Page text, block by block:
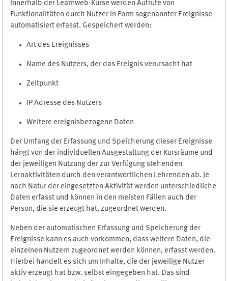
Innerhalb der Learnweb-Kurse werden Aufrufe von
Funktionalitäten durch Nutzer in Form sogenannter Ereignisse
automatisiert erfasst. Gespeichert werden:
Art des Ereignisses
Name des Nutzers, der das Ereignis verursacht hat
Zeitpunkt
IP Adresse des Nutzers
Weitere ereignisbezogene Daten
Der Umfang der Erfassung und Speicherung dieser Ereignisse
hängt von der individuellen Ausgestaltung der Kursräume und
der jeweiligen Nutzung der zur Verfügung stehenden
Lernaktivitäten durch den verantwortlichen Lehrenden ab. Je
nach Natur der eingesetzten Aktivität werden unterschiedliche
Daten erfasst und können in den meisten Fällen auch der
Person, die sie erzeugt hat, zugeordnet werden.
Neben der automatischen Erfassung und Speicherung der
Ereignisse kann es auch vorkommen, dass weitere Daten, die
einzelnen Nutzern zugeordnet werden können, erfasst werden.
Hierbei handelt es sich um Inhalte, die der jeweilige Nutzer
aktiv erzeugt hat bzw. selbst eingegeben hat. Das sind